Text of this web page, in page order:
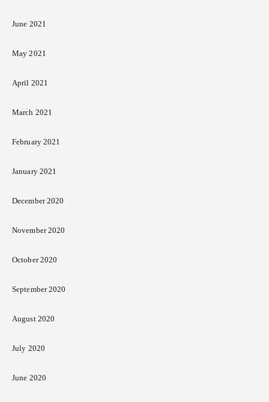
June 2021
May 2021
April 2021
March 2021
February 2021
January 2021
December 2020
November 2020
October 2020
September 2020
August 2020
July 2020
June 2020